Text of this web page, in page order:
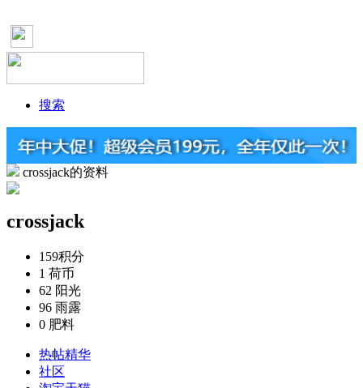
搜索
crossjack的资料
crossjack
159积分
1 荷币
62 阳光
96 雨露
0 肥料
热帖精华
社区